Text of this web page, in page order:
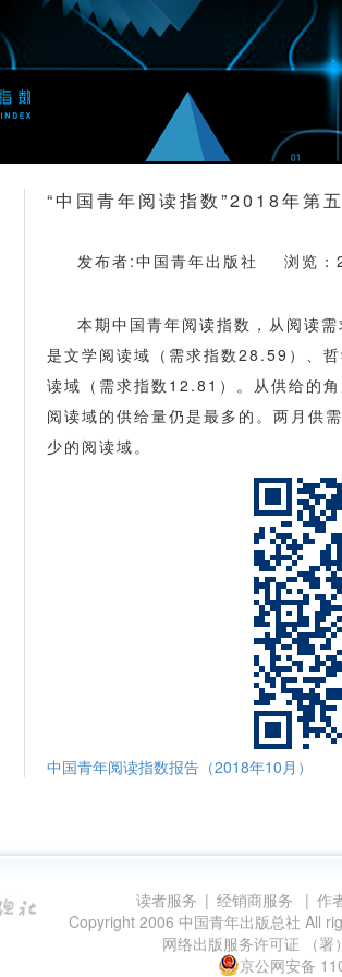
“中国青年阅读指数”2018年第
发布者:中国青年出版社 浏览：
本期中国青年阅读指数，从阅读
是文学阅读域（需求指数28.59）、
读域（需求指数12.81）。从供给的
阅读域的供给量仍是最多的。两月供
少的阅读域。
中国青年阅读指数报告（2018年10月）
读者服务 | 经销商服务 | 作
Copyright 2006 中国青年出版总社 All
网络出版服务许可证 （
京公网安备